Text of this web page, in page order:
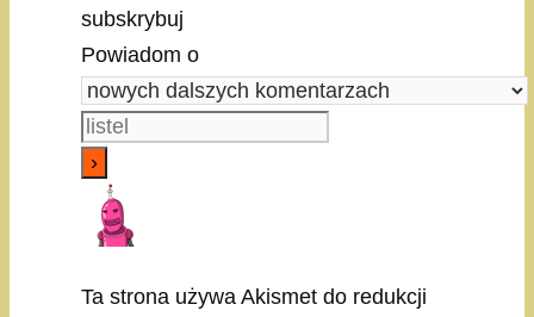
subskrybuj
Powiadom o
Ta strona używa Akismet do redukcji